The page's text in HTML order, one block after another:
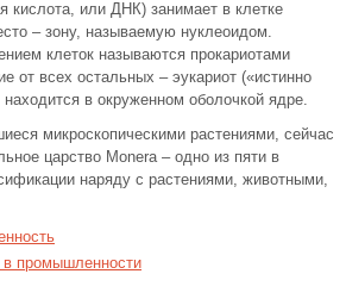
кислота, или ДНК) занимает в клетке
– зону, называемую нуклеоидом.
клеток называются прокариотами
от всех остальных – эукариот («истинно
в окруженном оболочкой ядре.
микроскопическими растениями, сейчас
царство Monera – одно из пяти в
наряду с растениями, животными,
в промышленности